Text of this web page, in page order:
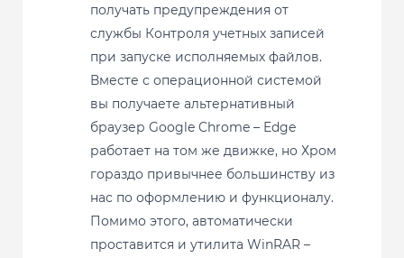
получать предупреждения от
службы Контроля учетных записей
при запуске исполняемых файлов.
Вместе с операционной системой
вы получаете альтернативный
браузер Google Chrome – Edge
работает на том же движке, но Хром
гораздо привычнее большинству из
нас по оформлению и функционалу.
Помимо этого, автоматически
проставится и утилита WinRAR –